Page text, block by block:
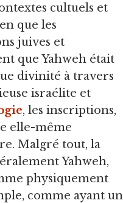
cultuels et
que les
juives et
que Yahweh était
divinité à travers
israélite et
, les inscriptions,
elle-même
Malgré tout, la
Yahweh,
physiquement
comme ayant un